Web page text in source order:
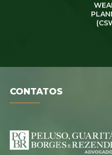
CONTATOS